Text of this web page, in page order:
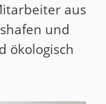
aus
und
ökologisch